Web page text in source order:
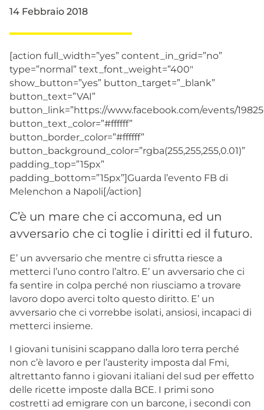
14 Febbraio 2018
[action full_width=”yes” content_in_grid=”no”
type=”normal” text_font_weight=”400″
show_button=”yes” button_target=”_blank”
button_text=”VAI”
button_link=”https://www.facebook.com/events/
button_text_color=”#ffffff”
button_border_color=”#ffffff”
button_background_color=”rgba(255,255,255,0.01)”
padding_top=”15px”
padding_bottom=”15px”]Guarda l’evento FB di
Melenchon a Napoli[/action]
C’è un mare che ci accomuna, ed un
avversario che ci toglie i diritti ed il futuro.
E’ un avversario che mentre ci sfrutta riesce a
metterci l’uno contro l’altro. E’ un avversario che ci
fa sentire in colpa perché non riusciamo a trovare
lavoro dopo averci tolto questo diritto. E’ un
avversario che ci vorrebbe isolati, ansiosi, incapaci di
metterci insieme.
I giovani tunisini scappano dalla loro terra perché
non c’è lavoro e per l’austerity imposta dal Fmi,
altrettanto fanno i giovani italiani del sud per effetto
delle ricette imposte dalla BCE. I primi sono
costretti ad emigrare con un barcone, i secondi con